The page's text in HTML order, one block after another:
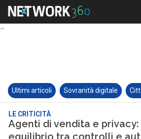
Ultimi articoli Sovranità digitale
LE CRITICITÀ
Agenti di vendita e
equilibrio tra controlli e